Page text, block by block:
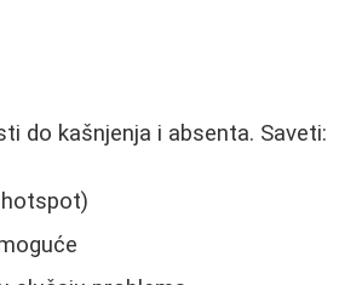
do kašnjenja i absenta. Saveti: